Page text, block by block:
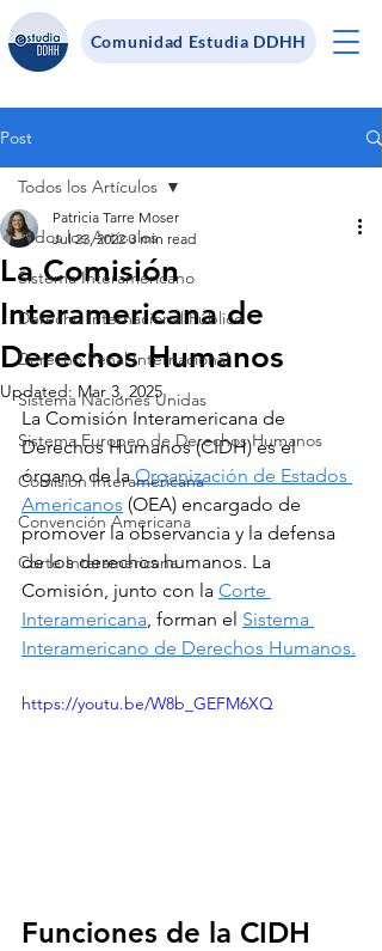
Comunidad Estudia DDHH
Post
Todos los Artículos
Sistema Interamericano
Derecho Internacional Público
Derecho Penal Internacional
Sistema Naciones Unidas
Sistema Europeo de Derechos Humanos
Comisión Interamericana
Convención Americana
Corte Interamericana
Todos los Artículos
La Comisión
Interamericana de
Derechos Humanos
Patricia Tarre Moser
Jul 23, 2022 3 min read
Updated: Mar 3, 2025
La Comisión Interamericana de
Derechos Humanos (CIDH) es el
órgano de la Organización de Estados
Americanos (OEA) encargado de
promover la observancia y la defensa
de los derechos humanos. La
Comisión, junto con la Corte
Interamericana, forman el Sistema
Interamericano de Derechos Humanos.
https://youtu.be/W8b_GEFM6XQ
Funciones de la CIDH